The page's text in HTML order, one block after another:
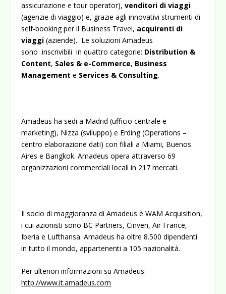
assicurazione e tour operator),venditori di viaggi
(agenzie di viaggio) e, grazie agli innovativi strumenti di
self-booking per il Business Travel, acquirenti di
viaggi (aziende). Le soluzioni Amadeus
sono inscrivibili in quattro categorie: Distribution &
Content, Sales & e-Commerce, Business
Management e Services & Consulting.
Amadeus ha sedi a Madrid (ufficio centrale e
marketing), Nizza (sviluppo) e Erding (Operations –
centro elaborazione dati) con filiali a Miami, Buenos
Aires e Bangkok. Amadeus opera attraverso 69
organizzazioni commerciali locali in 217 mercati.
Il socio di maggioranza di Amadeus è WAM Acquisition,
i cui azionisti sono BC Partners, Cinven, Air France,
Iberia e Lufthansa. Amadeus ha oltre 8.500 dipendenti
in tutto il mondo, appartenenti a 105 nazionalità.
Per ulteriori informazioni su Amadeus:
http://www.it.amadeus.com